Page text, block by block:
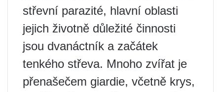
střevní parazité, hlavní oblasti
jejich životně důležité činnosti
jsou dvanáctník a začátek
tenkého střeva. Mnoho zvířat je
přenašečem giardie, včetně krys,